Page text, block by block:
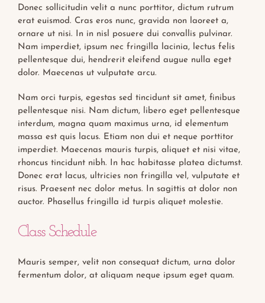
Donec sollicitudin velit a nunc porttitor, dictum rutrum
erat euismod. Cras eros nunc, gravida non laoreet a,
ornare ut nisi. In in nisl posuere dui convallis pulvinar.
Nam imperdiet, ipsum nec fringilla lacinia, lectus felis
pellentesque dui, hendrerit eleifend augue nulla eget
dolor. Maecenas ut vulputate arcu.
Nam orci turpis, egestas sed tincidunt sit amet, finibus
pellentesque nisi. Nam dictum, libero eget pellentesque
interdum, magna quam maximus urna, id elementum
massa est quis lacus. Etiam non dui et neque porttitor
imperdiet. Maecenas mauris turpis, aliquet et nisi vitae,
rhoncus tincidunt nibh. In hac habitasse platea dictumst.
Donec erat lacus, ultricies non fringilla vel, vulputate et
risus. Praesent nec dolor metus. In sagittis at dolor non
auctor. Phasellus fringilla id turpis aliquet molestie.
Class Schedule
Mauris semper, velit non consequat dictum, urna dolor
fermentum dolor, at aliquam neque ipsum eget quam.